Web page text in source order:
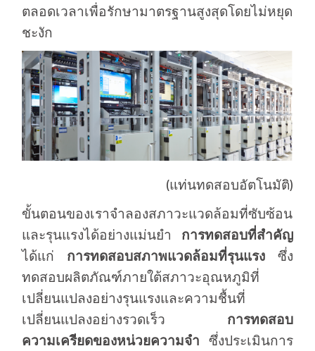
ตลอดเวลาเพื่อรักษามาตรฐานสูงสุดโดยไม่หยุด
ชะงัก
(แท่นทดสอบอัตโนมัติ)
ขั้นตอนของเราจำลองสภาวะแวดล้อมที่ซับซ้อน
และรุนแรงได้อย่างแม่นยำ การทดสอบที่สำคัญ
ได้แก่ การทดสอบสภาพแวดล้อมที่รุนแรง ซึ่ง
ทดสอบผลิตภัณฑ์ภายใต้สภาวะอุณหภูมิที่
เปลี่ยนแปลงอย่างรุนแรงและความชื้นที่
เปลี่ยนแปลงอย่างรวดเร็ว การทดสอบ
ความเครียดของหน่วยความจำ ซึ่งประเมินการ